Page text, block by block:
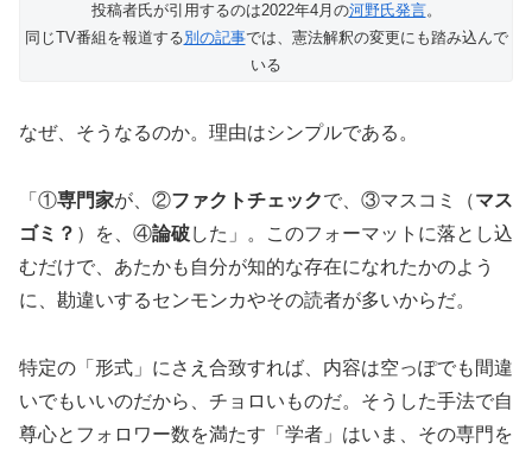
投稿者氏が引用するのは2022年4月の河野氏発言。
同じTV番組を報道する別の記事では、憲法解釈の変更にも踏み込んで
いる
なぜ、そうなるのか。理由はシンプルである。
「①専門家が、②ファクトチェックで、③マスコミ（マス
ゴミ？ ）を、④論破した」。このフォーマットに落とし込
むだけで、あたかも自分が知的な存在になれたかのよう
に、勘違いするセンモンカやその読者が多いからだ。
特定の「形式」にさえ合致すれば、内容は空っぽでも間違
いでもいいのだから、チョロいものだ。そうした手法で自
尊心とフォロワー数を満たす「学者」はいま、その専門を